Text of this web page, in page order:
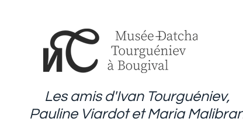
Les amis d'Ivan Tourguéniev,
Pauline Viardot et Maria